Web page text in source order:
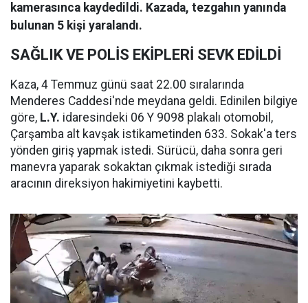
kamerasınca kaydedildi. Kazada, tezgahın yanında
bulunan 5 kişi yaralandı.
SAĞLIK VE POLİS EKİPLERİ SEVK EDİLDİ
Kaza, 4 Temmuz günü saat 22.00 sıralarında
Menderes Caddesi'nde meydana geldi. Edinilen bilgiye
göre, L.Y. idaresindeki 06 Y 9098 plakalı otomobil,
Çarşamba alt kavşak istikametinden 633. Sokak'a ters
yönden giriş yapmak istedi. Sürücü, daha sonra geri
manevra yaparak sokaktan çıkmak istediği sırada
aracının direksiyon hakimiyetini kaybetti.